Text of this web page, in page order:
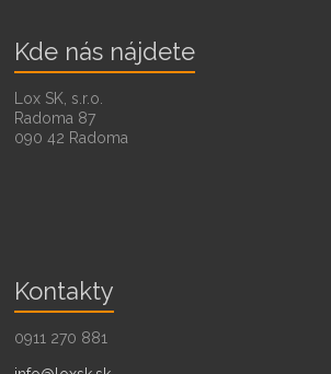
Kde nás nájdete
Lox SK, s.r.o.
Radoma 87
090 42 Radoma
Kontakty
0911 270 881